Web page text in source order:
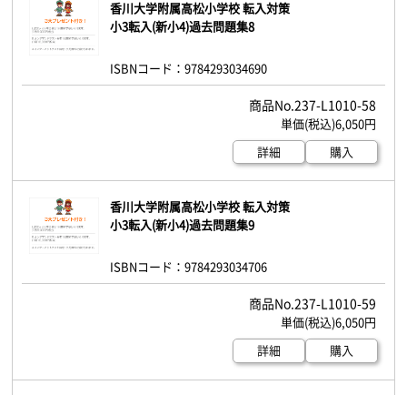
香川大学附属高松小学校 転入対策
小3転入(新小4)過去問題集8
ISBNコード：9784293034690
237-L1010-58
6,050円
詳細
購入
香川大学附属高松小学校 転入対策
小3転入(新小4)過去問題集9
ISBNコード：9784293034706
237-L1010-59
6,050円
詳細
購入